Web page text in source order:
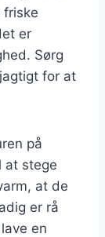
er
Sørg
for at
på
at stege
at de
er rå
en